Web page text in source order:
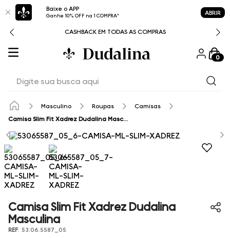
Baixe o APP
Ganhe 10% OFF na 1 COMPRA* ABRIR
CASHBACK EM TODAS AS COMPRAS
0
Masculino Roupas
Camisas
Camisa Slim Fit Xadrez Dudalina Masculina
Camisa Slim Fit Xadrez Dudalina
Masculina
REF: 53.06.5587_05